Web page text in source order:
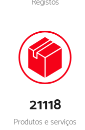
21118
Produtos e serviços